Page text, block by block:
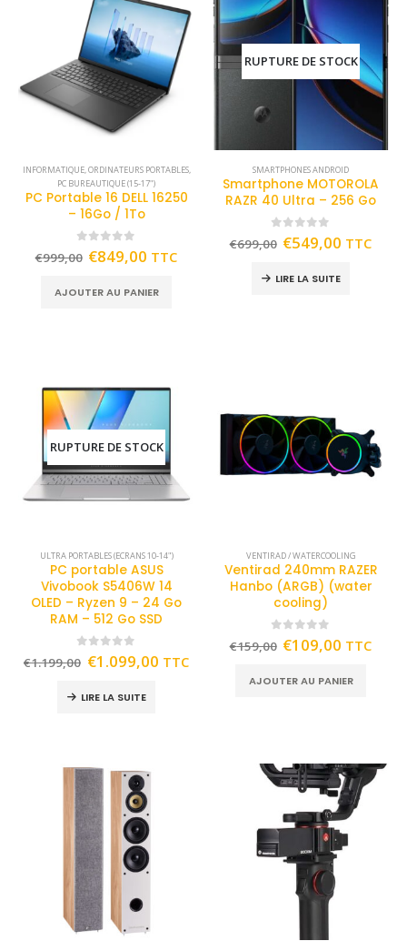
INFORMATIQUE,ORDINATEURS PORTABLES,
PC BUREAUTIQUE (15-17")
PC Portable 16 DELL 16250
– 16Go / 1To
out of 5
€999,00 €849,00 TTC
AJOUTER AU PANIER
RUPTURE DE STOCK
SMARTPHONES ANDROID
Smartphone MOTOROLA
RAZR 40 Ultra – 256 Go
out of 5
€699,00 €549,00 TTC
LIRE LA SUITE
RUPTURE DE STOCK
ULTRA PORTABLES (ECRANS 10-14")
PC portable ASUS
Vivobook S5406W 14
OLED – Ryzen 9 – 24 Go
RAM – 512 Go SSD
out of 5
€1.199,00 €1.099,00 TTC
LIRE LA SUITE
VENTIRAD / WATERCOOLING
Ventirad 240mm RAZER
Hanbo (ARGB) (water
cooling)
out of 5
€159,00 €109,00 TTC
AJOUTER AU PANIER